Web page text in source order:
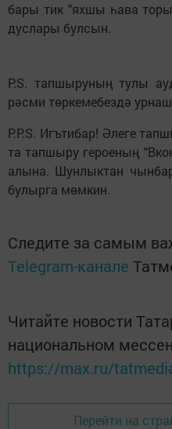
бары тик "яхшы һава
дуслары булсын.
P.S. тапшыруның тулы
рәсми төркемебездә
P.P.S. Игътибар! Әлеге
та тапшыру героеның
алына. Шунлыктан
булырга мөмкин.
Следите за самым
Telegram-канале
Читайте новости
национальном
https://max.ru/
Перейти на